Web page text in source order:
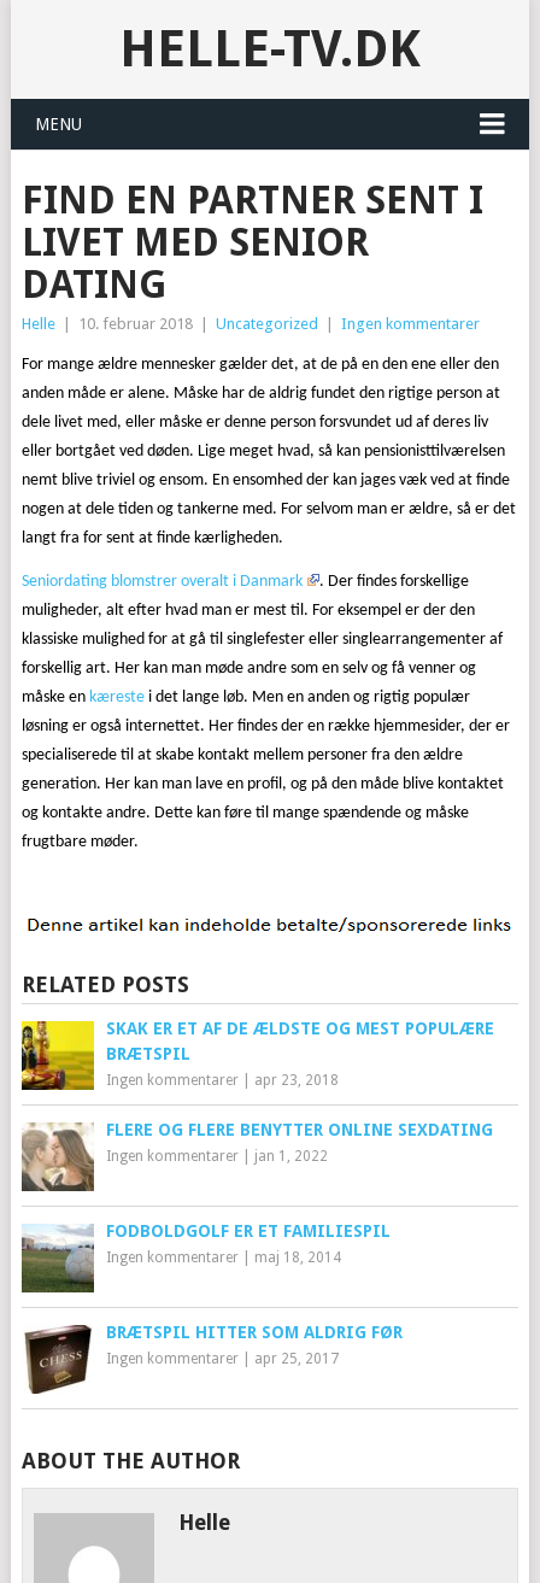
HELLE-TV.DK
MENU
FIND EN PARTNER SENT I
LIVET MED SENIOR
DATING
Helle 10. februar 2018 Uncategorized Ingen kommentarer
For mange ældre mennesker gælder det, at de på en den ene eller den
anden måde er alene. Måske har de aldrig fundet den rigtige person at
dele livet med, eller måske er denne person forsvundet ud af deres liv
eller bortgået ved døden. Lige meget hvad, så kan pensionisttilværelsen
nemt blive triviel og ensom. En ensomhed der kan jages væk ved at finde
nogen at dele tiden og tankerne med. For selvom man er ældre, så er det
langt fra for sent at finde kærligheden.
Seniordating blomstrer overalt i Danmark
. Der findes forskellige
muligheder, alt efter hvad man er mest til. For eksempel er der den
klassiske mulighed for at gå til singlefester eller singlearrangementer af
forskellig art. Her kan man møde andre som en selv og få venner og
måske en kærestei det lange løb. Men en anden og rigtig populær
løsning er også internettet. Her findes der en række hjemmesider, der er
specialiserede til at skabe kontakt mellem personer fra den ældre
generation. Her kan man lave en profil, og på den måde blive kontaktet
og kontakte andre. Dette kan føre til mange spændende og måske
frugtbare møder.
RELATED POSTS
SKAK ER ET AF DE ÆLDSTE OG MEST POPULÆRE
BRÆTSPIL
Ingen kommentarer| apr 23, 2018
FLERE OG FLERE BENYTTER ONLINE SEXDATING
Ingen kommentarer| jan 1, 2022
FODBOLDGOLF ER ET FAMILIESPIL
Ingen kommentarer| maj 18, 2014
BRÆTSPIL HITTER SOM ALDRIG FØR
Ingen kommentarer| apr 25, 2017
ABOUT THE AUTHOR
Helle